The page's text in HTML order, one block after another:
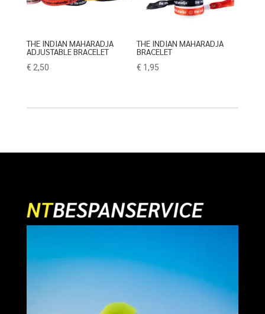
THE INDIAN MAHARADJA
ADJUSTABLE BRACELET
€ 2,50
THE INDIAN MAHARADJA
BRACELET
€ 1,95